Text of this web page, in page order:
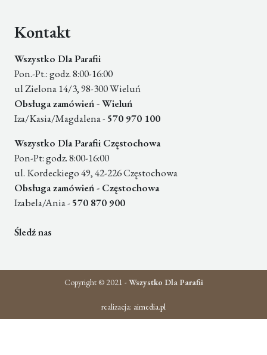
Kontakt
Wszystko Dla Parafii
Pon.-Pt.: godz. 8:00-16:00
ul Zielona 14/3, 98-300 Wieluń
Obsługa zamówień - Wieluń
Iza/Kasia/Magdalena - 570 970 100
Wszystko Dla Parafii Częstochowa
Pon-Pt: godz. 8:00-16:00
ul. Kordeckiego 49, 42-226 Częstochowa
Obsługa zamówień - Częstochowa
Izabela/Ania - 570 870 900
Śledź nas
Copyright © 2021 -Wszystko Dla Parafii
realizacja: aimedia.pl